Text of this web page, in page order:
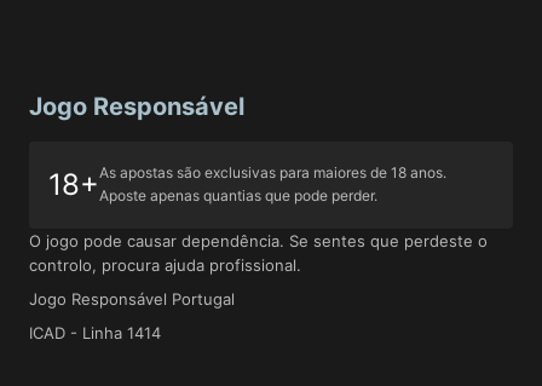
Jogo Responsável
18+As apostas são exclusivas para maiores de 18 anos.
Aposte apenas quantias que pode perder.
O jogo pode causar dependência. Se sentes que perdeste o
controlo, procura ajuda profissional.
Jogo Responsável Portugal
ICAD - Linha 1414